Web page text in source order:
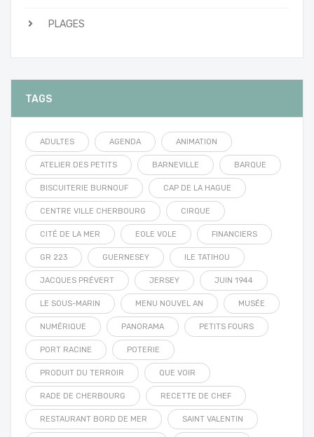
PLAGES
TAGS
ADULTES AGENDA ANIMATION
ATELIER DES PETITS BARNEVILLE BARQUE
BISCUITERIE BURNOUF CAP DE LA HAGUE
CENTRE VILLE CHERBOURG CIRQUE
CITÉ DE LA MER EOLE VOLE FINANCIERS
GR 223 GUERNESEY ILE TATIHOU
JACQUES PRÉVERT JERSEY JUIN 1944
LE SOUS-MARIN MENU NOUVEL AN MUSÉE
NUMÉRIQUE PANORAMA PETITS FOURS
PORT RACINE POTERIE
PRODUIT DU TERROIR QUE VOIR
RADE DE CHERBOURG RECETTE DE CHEF
RESTAURANT BORD DE MER SAINT VALENTIN